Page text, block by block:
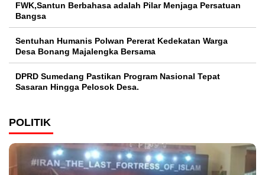
FWK,Santun Berbahasa adalah Pilar Menjaga Persatuan
Bangsa
Sentuhan Humanis Polwan Pererat Kedekatan Warga
Desa Bonang Majalengka Bersama
DPRD Sumedang Pastikan Program Nasional Tepat
Sasaran Hingga Pelosok Desa.
POLITIK